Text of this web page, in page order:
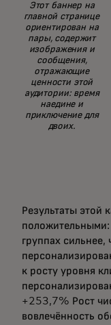
Этот баннер на
главной странице
ориентирован на
пары, содержит
изображения и
сообщения,
отражающие
ценности этой
аудитории: время
наедине и
приключение для
двоих.
Результаты этой
положительными:
группах
к росту уровня
+253,7% Рост
вовлечённость